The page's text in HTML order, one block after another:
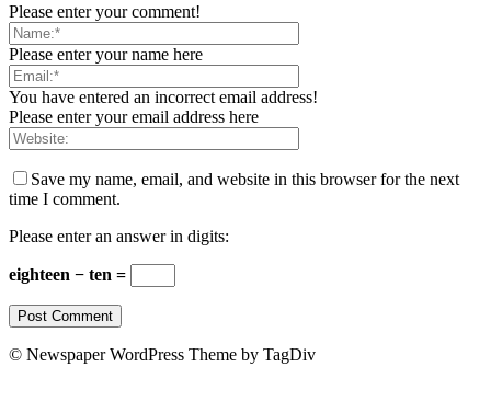
Please enter your comment!
Please enter your name here
You have entered an incorrect email address!
Please enter your email address here
Save my name, email, and website in this browser for the next
time I comment.
Please enter an answer in digits:
eighteen − ten =
© Newspaper WordPress Theme by TagDiv